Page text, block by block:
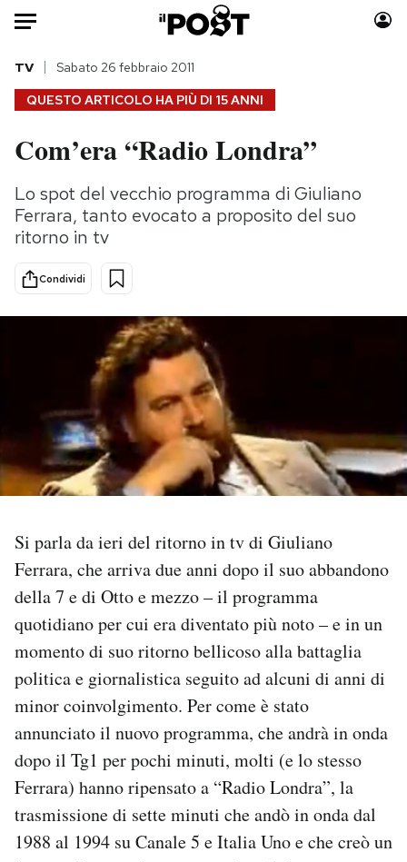
HOME
Italia
Politica
Tecnologia
Scienza
Economia
Moda
Consumismi
Storie/Idee
PODCAST
I MIEI PREFERITI
SHOP
CALENDARIO
AREA PERSONALE
Area Personale
Regala il Post
QUESTO ARTICOLO HA PIÙ DI 15 ANNI
TV Sabato 26 febbraio 2011
Com’era “Radio Londra”
Lo spot del vecchio programma di Giuliano
Ferrara, tanto evocato a proposito del suo
ritorno in tv
Condividi
Si parla da ieri del ritorno in tv di Giuliano
Ferrara, che arriva due anni dopo il suo abbandono
della 7 e di Otto e mezzo – il programma
quotidiano per cui era diventato più noto – e in un
momento di suo ritorno bellicoso alla battaglia
politica e giornalistica seguito ad alcuni di anni di
minor coinvolgimento. Per come è stato
annunciato il nuovo programma, che andrà in onda
dopo il Tg1 per pochi minuti, molti (e lo stesso
Ferrara) hanno ripensato a “Radio Londra”, la
trasmissione di sette minuti che andò in onda dal
1988 al 1994 su Canale 5 e Italia Uno e che creò un